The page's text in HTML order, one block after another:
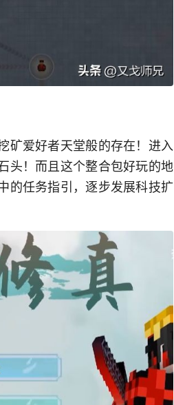
矿爱好者天堂般的存在！进入
头！而且这个整合包好玩的地
的任务指引，逐步发展科技扩